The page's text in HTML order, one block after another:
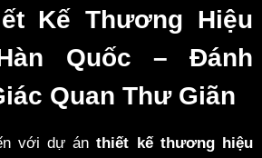
Kế Thương Hiệu
Quốc – Đánh
Quan Thư Giãn
với dự ánthiết kế thương hiệu